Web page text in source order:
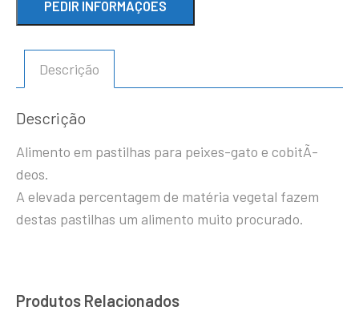
Descrição
Descrição
Alimento em pastilhas para peixes-gato e cobitÃ­
deos.
A elevada percentagem de matéria vegetal fazem
destas pastilhas um alimento muito procurado.
Produtos Relacionados